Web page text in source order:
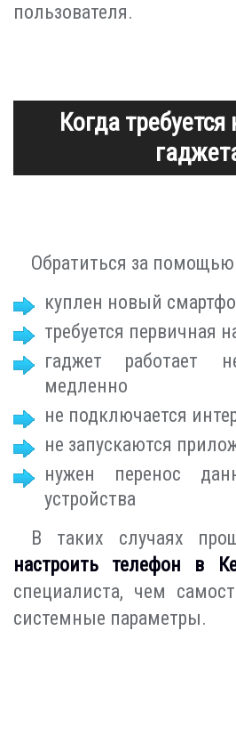
пользователя.
Когда
Обратиться за помощью
куплен новый
требуется первичная
гаджет работает
медленно
не подключается
не запускаются
нужен перенос
устройства
В таких случаях
настроить телефон в
специалиста, чем
системные параметры.